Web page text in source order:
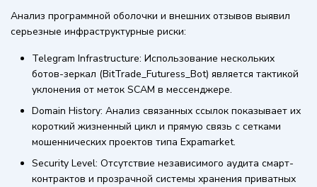
Анализ программной оболочки и внешних отзывов выявил
серьезные инфраструктурные риски:
Telegram Infrastructure: Использование нескольких
ботов-зеркал (BitTrade_Futuress_Bot) является тактикой
уклонения от меток SCAM в мессенджере.
Domain History: Анализ связанных ссылок показывает их
короткий жизненный цикл и прямую связь с сетками
мошеннических проектов типа Expamarket.
Security Level: Отсутствие независимого аудита смарт-
контрактов и прозрачной системы хранения приватных